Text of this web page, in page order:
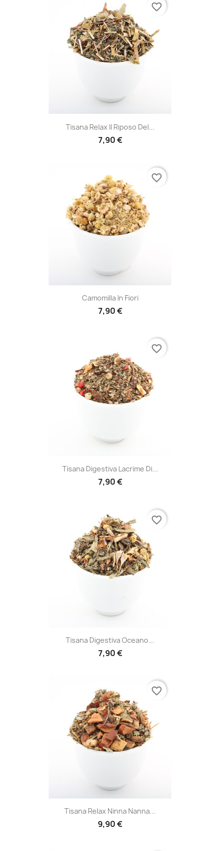
Tisana Relax Il Riposo Del...
7,90 €
favorite_border
Camomilla In Fiori
7,90 €
favorite_border
Tisana Digestiva Lacrime Di...
7,90 €
favorite_border
Tisana Digestiva Oceano...
7,90 €
favorite_border
Tisana Relax Ninna Nanna...
9,90 €
favorite_border